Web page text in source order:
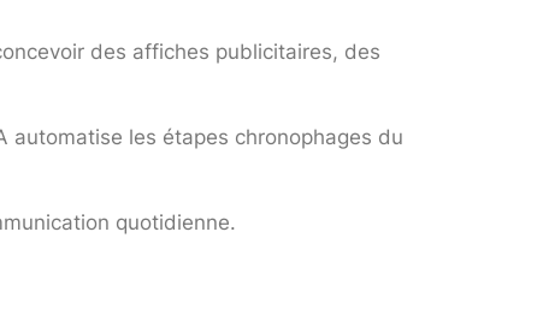
des affiches publicitaires, des
automatise les étapes chronophages du
quotidienne.